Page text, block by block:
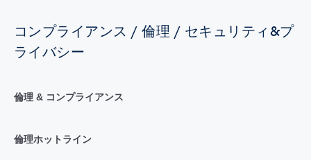
コンプライアンス / 倫理 / セキュリティ&プ
ライバシー
倫理 & コンプライアンス
倫理ホットライン